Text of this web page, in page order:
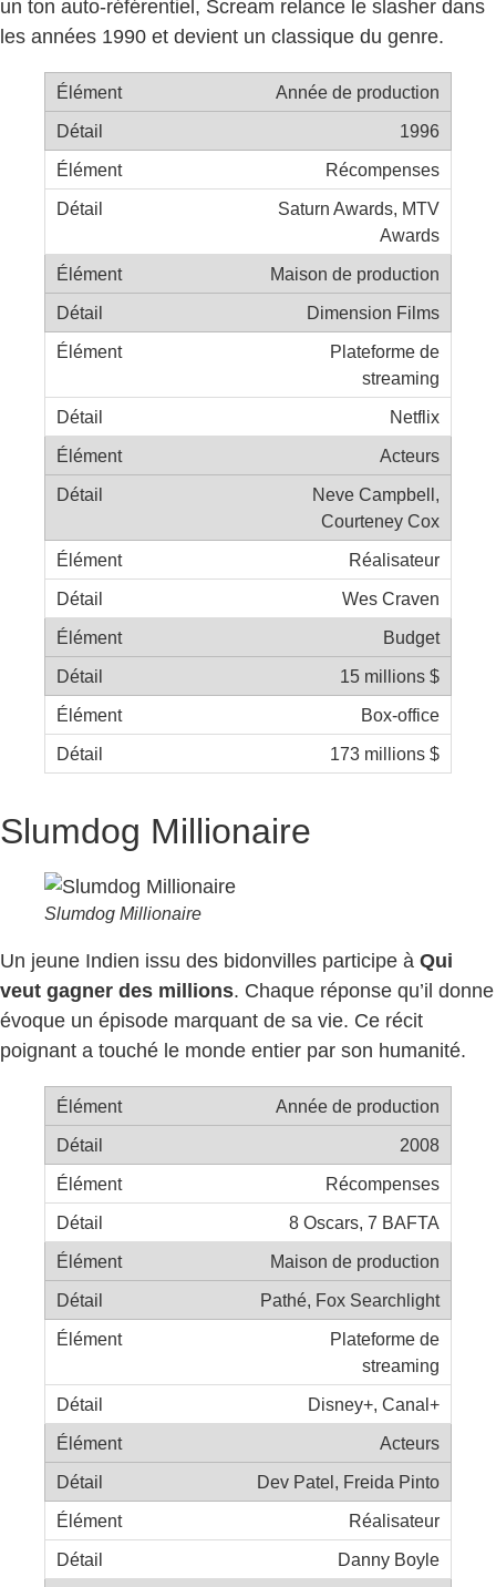
un ton auto-référentiel, Scream relance le slasher dans
les années 1990 et devient un classique du genre.
Année de production
1996
Récompenses
Saturn Awards, MTV
Awards
Maison de production
Dimension Films
Plateforme de
streaming
Netflix
Acteurs
Neve Campbell,
Courteney Cox
Réalisateur
Wes Craven
Budget
15 millions $
Box-office
173 millions $
Slumdog Millionaire
Slumdog Millionaire
Un jeune Indien issu des bidonvilles participe à Qui
veut gagner des millions. Chaque réponse qu’il donne
évoque un épisode marquant de sa vie. Ce récit
poignant a touché le monde entier par son humanité.
Année de production
2008
Récompenses
8 Oscars, 7 BAFTA
Maison de production
Pathé, Fox Searchlight
Plateforme de
streaming
Disney+, Canal+
Acteurs
Dev Patel, Freida Pinto
Réalisateur
Danny Boyle